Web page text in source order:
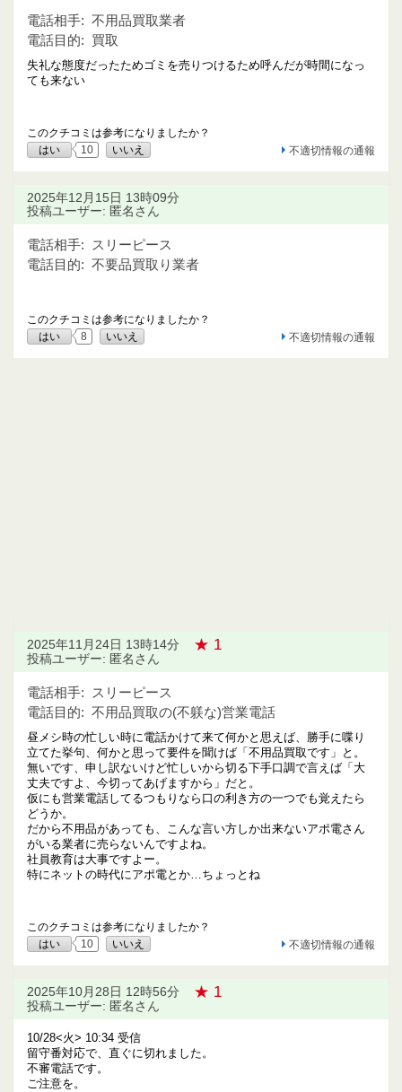
電話相手: 不用品買取業者
電話目的: 買取
失礼な態度だったためゴミを売りつけるため呼んだが時間になっ
ても来ない
このクチコミは参考になりましたか？
はい
10 いいえ 不適切情報の通報
2025年12月15日 13時09分
投稿ユーザー: 匿名さん
電話相手:
スリーピース
電話目的: 不要品買取り業者
このクチコミは参考になりましたか？
はい
8 いいえ 不適切情報の通報
2025年11月24日 13時14分 ★ 1
投稿ユーザー: 匿名さん
電話相手:
スリーピース
電話目的: 不用品買取の(不躾な)営業電話
昼メシ時の忙しい時に電話かけて来て何かと思えば、勝手に喋り
立てた挙句、何かと思って要件を聞けば「不用品買取です」と。
無いです、申し訳ないけど忙しいから切る下手口調で言えば「大
丈夫ですよ、今切ってあげますから」だと。
仮にも営業電話してるつもりなら口の利き方の一つでも覚えたら
どうか。
だから不用品があっても、こんな言い方しか出来ないアポ電さん
がいる業者に売らないんですよね。
社員教育は大事ですよー。
特にネットの時代にアポ電とか…ちょっとね
このクチコミは参考になりましたか？
はい
10 いいえ 不適切情報の通報
2025年10月28日 12時56分 ★ 1
投稿ユーザー: 匿名さん
10/28<火> 10:34 受信
留守番対応で、直ぐに切れました。
不審電話です。
ご注意を。